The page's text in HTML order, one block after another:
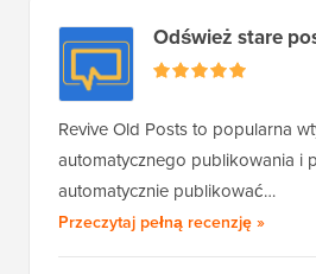
Odśwież stare
Revive Old Posts to popularna
automatycznego publikowania i
automatycznie publikować…
Przeczytaj pełną recenzjęRevive
»